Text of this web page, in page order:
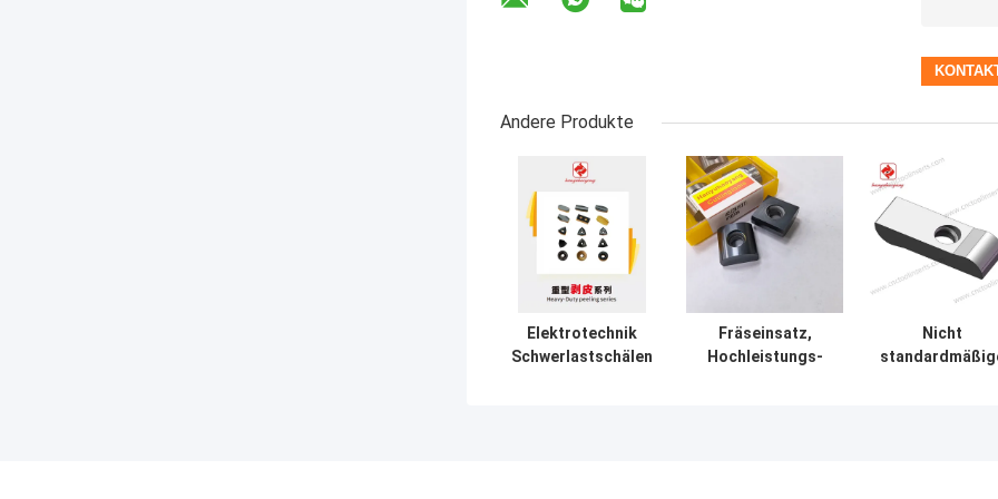
Andere Produkte
Elektrotechnik
Schwerlastschälen
Fräseinsatz,
Hochleistungs-
Nicht